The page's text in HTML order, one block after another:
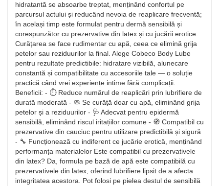
hidratantă se absoarbe treptat, menținând confortul pe
parcursul actului și reducând nevoia de reaplicare frecventă;
în același timp este formulat pentru dermă sensibilă și
corespunzător cu prezervative din latex și cu jucării erotice.
Curățarea se face rudimentar cu apă, ceea ce elimină grija
petelor sau reziduurilor la final. Alege Cobeco Body Lube
pentru rezultate predictibile: hidratare vizibilă, alunecare
constantă și compatibilitate cu accesoriile tale — o soluție
practică când vrei experiențe intime fără complicații.
Beneficii: - ⏱️ Reduce numărul de reaplicări prin lubrifiere de
durată moderată - 🧼 Se curăță doar cu apă, eliminând grija
petelor și a reziduurilor - 🩺 Adecvat pentru epidermă
sensibilă, eliminând riscul iritațiilor comune - 🧭 Compatibil cu
prezervative din cauciuc pentru utilizare predictibilă și sigură
- 🔧 Funcționează cu indiferent ce jucărie erotică, menținând
performanța materialelor Este compatibil cu prezervativele
din latex? Da, formula pe bază de apă este compatibilă cu
prezervativele din latex, oferind lubrifiere lipsit de a afecta
integritatea acestora. Pot folosi pe pielea destul de sensibilă